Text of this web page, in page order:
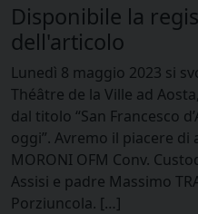
Disponibile la
dell'articolo
Lunedì 8 maggio 2023 si
Théâtre de la Ville ad
dal titolo “San Francesco
oggi”. Avremo il piacere
MORONI OFM Conv.
Assisi e padre Massimo
Porziuncola. […]